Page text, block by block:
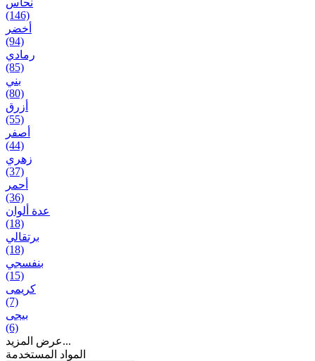
(146)
أخضر
(94)
رمادي
(85)
بني
(80)
أزرق
(55)
أصفر
(44)
زهري
(37)
أحمر
(36)
عدة ألوان
(18)
برتقالي
(18)
بنفسجي
(15)
کریمی
(7)
بيجی
(6)
عرض المزيد...
المواد المستخدمة